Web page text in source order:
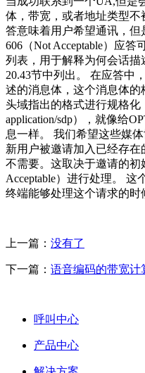
体，带宽，或者地址类型不
答意味着用户希望通讯，但
606（Not Acceptable）应答
列表，用于解释为何会话
20.43节中列出。 在应答中
述的消息体，这个消息体
头域指出的格式进行规格化
application/sdp），就像给
息一样。 我们希望这些媒
新用户被邀请加入已经存
不需要。这取决于邀请的初
Acceptable）进行处理。
终端能够处理这个请求的时
上一篇： 没有了
下一篇： 语音编码的带宽计
呼叫中心
产品中心